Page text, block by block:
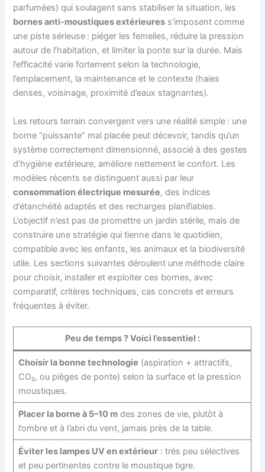
parfumées) qui soulagent sans stabiliser la situation, les
bornes anti-moustiques extérieures s’imposent comme
une piste sérieuse : piéger les femelles, réduire la pression
autour de l’habitation, et limiter la ponte sur la durée. Mais
l’efficacité varie fortement selon la technologie,
l’emplacement, la maintenance et le contexte (haies
denses, voisinage, proximité d’eaux stagnantes).
Les retours terrain convergent vers une réalité simple : une
borne “puissante” mal placée peut décevoir, tandis qu’un
système correctement dimensionné, associé à des gestes
d’hygiène extérieure, améliore nettement le confort. Les
modèles récents se distinguent aussi par leur
consommation électrique mesurée, des indices
d’étanchéité adaptés et des recharges planifiables.
L’objectif n’est pas de promettre un jardin stérile, mais de
construire une stratégie qui tienne dans le quotidien,
compatible avec les enfants, les animaux et la biodiversité
utile. Les sections suivantes déroulent une méthode claire
pour choisir, installer et exploiter ces bornes, avec
comparatif, critères techniques, cas concrets et erreurs
fréquentes à éviter.
Peu de temps ? Voici l’essentiel :
Choisir la bonne technologie (aspiration + attractifs,
CO₂, ou pièges de ponte) selon la surface et la pression
moustiques.
Placer la borne à 5–10 mdes zones de vie, plutôt à
l’ombre et à l’abri du vent, jamais près de la table.
Éviter les lampes UV en extérieur: très peu sélectives
et peu pertinentes contre le moustique tigre.